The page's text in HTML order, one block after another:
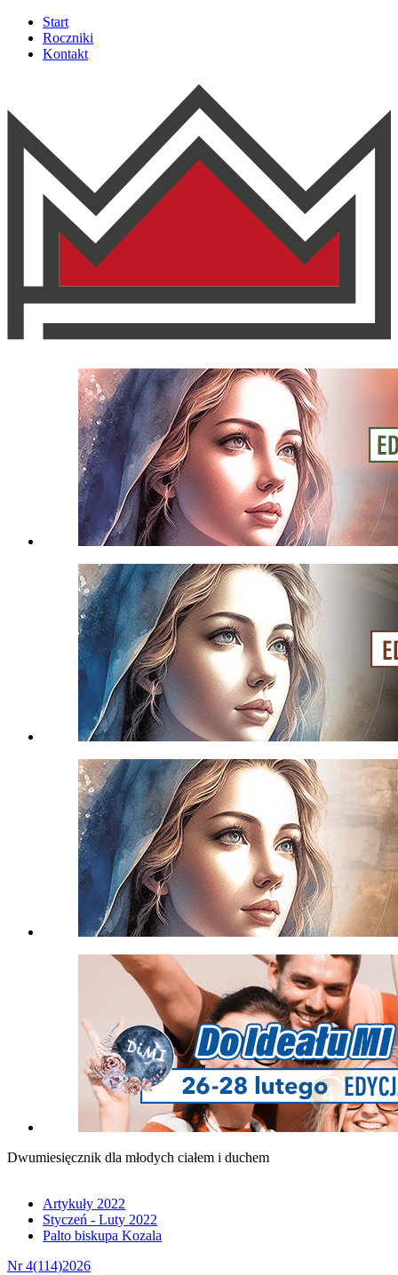
Start
Roczniki
Kontakt
Dwumiesięcznik dla młodych ciałem i duchem
Artykuły 2022
Styczeń - Luty 2022
Palto biskupa Kozala
Nr 4(114)2026